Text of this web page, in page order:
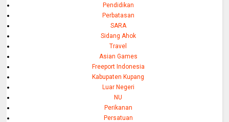
Pendidikan
Perbatasan
SARA
Sidang Ahok
Travel
Asian Games
Freeport Indonesia
Kabupaten Kupang
Luar Negeri
NU
Perikanan
Persatuan